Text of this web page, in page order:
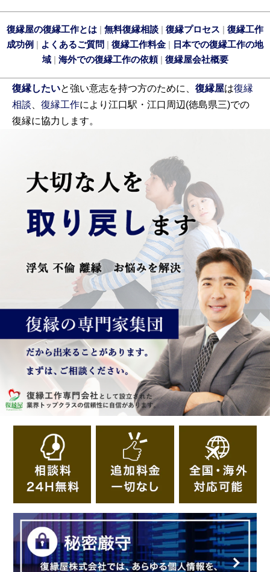
復縁屋の復縁工作とは | 無料復縁相談 | 復縁プロセス | 復縁工作
成功例 | よくあるご質問 | 復縁工作料金 | 日本での復縁工作の地
域| 海外での復縁工作の依頼| 復縁屋会社概要
復縁したいと強い意志を持つ方のために、 復縁屋は復縁
相談
復縁工作により江口駅・江口周辺(徳島県三)での
復縁に協力します。